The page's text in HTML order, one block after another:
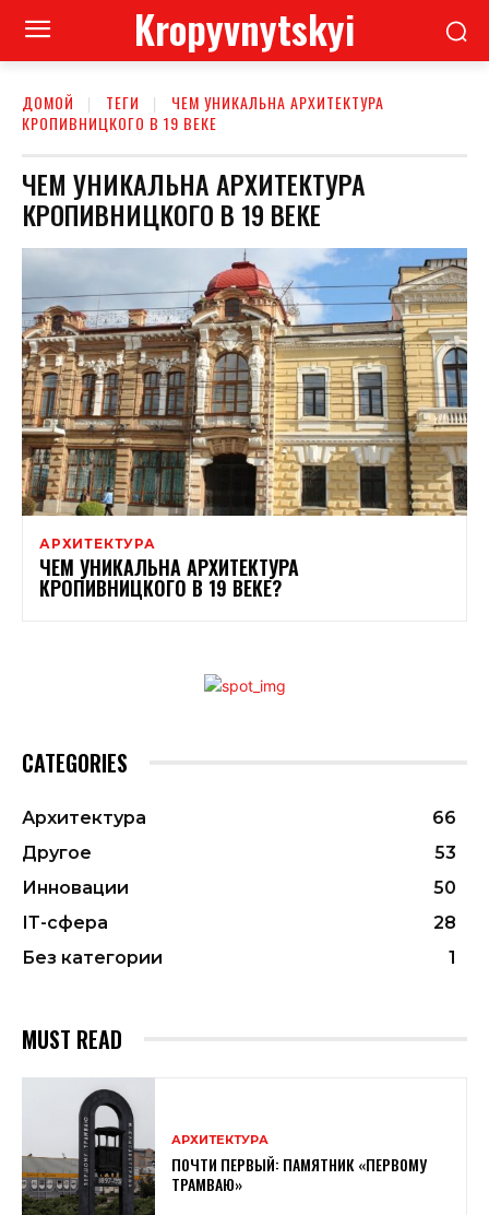
Kropyvnytskyi
ДОМОЙ ТЕГИ
ЧЕМ УНИКАЛЬНА АРХИТЕКТУРА
КРОПИВНИЦКОГО В 19 ВЕКЕ
ЧЕМ УНИКАЛЬНА АРХИТЕКТУРА
КРОПИВНИЦКОГО В 19 ВЕКЕ
АРХИТЕКТУРА
ЧЕМ УНИКАЛЬНА АРХИТЕКТУРА
КРОПИВНИЦКОГО В 19 ВЕКЕ?
CATEGORIES
Архитектура
66
Другое
53
Инновации
50
ІТ-сфера
28
Без категории
1
MUST READ
АРХИТЕКТУРА
ПОЧТИ ПЕРВЫЙ: ПАМЯТНИК «ПЕРВОМУ
ТРАМВАЮ»